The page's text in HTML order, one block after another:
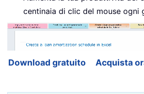
centinaia di clic del mouse ogni
Download gratuito Acquista